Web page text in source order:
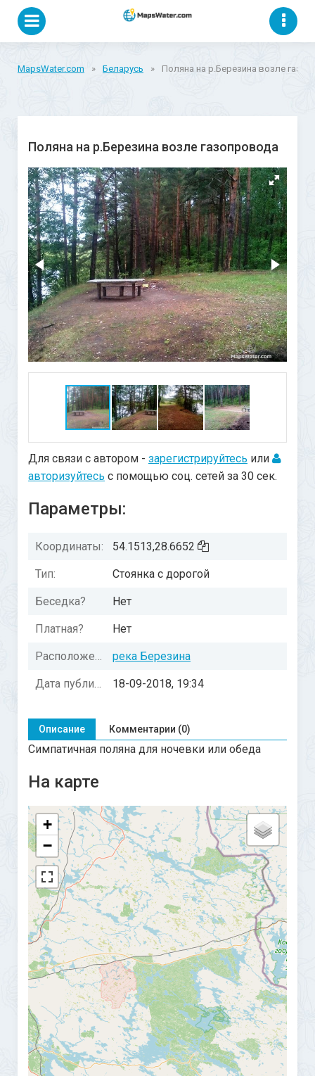
MapsWater.com » Беларусь » Поляна на р.Березина возле
Поляна на р.Березина возле газопровода
Для связи с автором - зарегистрируйтесь или
авторизуйтесь с помощью соц. сетей за 30 сек.
Параметры:
Координаты: 54.1513,28.6652
Тип: Стоянка с дорогой
Беседка? Нет
Платная? Нет
Расположение: река Березина
Дата публикации: 18-09-2018, 19:34
Описание Комментарии (0)
Симпатичная поляна для ночевки или обеда
На карте
+
−